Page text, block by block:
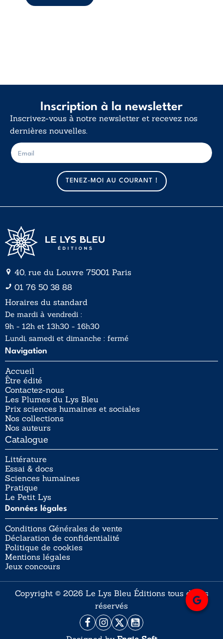
Inscription à la newsletter
Inscrivez-vous à notre newsletter et recevez nos
dernières nouvelles.
m
a
i
l
E
-
m
TENEZ-MOI AU COURANT !
40, rue du Louvre 75001 Paris
01 76 50 38 88
Horaires du standard
De mardi à vendredi :
9h - 12h et 13h30 - 16h30
Lundi, samedi et dimanche : fermé
Navigation
Accueil
Être édité
Contactez-nous
Les Plumes du Lys Bleu
Prix sciences humaines et sociales
Nos collections
Nos auteurs
Catalogue
Littérature
Essai & docs
Sciences humaines
Pratique
Le Petit Lys
Données légales
Conditions Générales de vente
Déclaration de confidentialité
Politique de cookies
Mentions légales
Jeux concours
Copyright © 2026 Le Lys Bleu Éditions tous droits
réservés